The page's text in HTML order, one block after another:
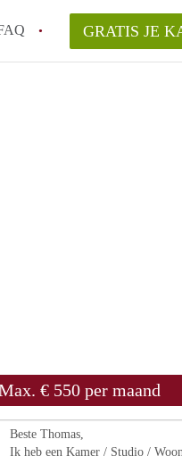
vinden!
GRATIS JE
€ 550 per maand